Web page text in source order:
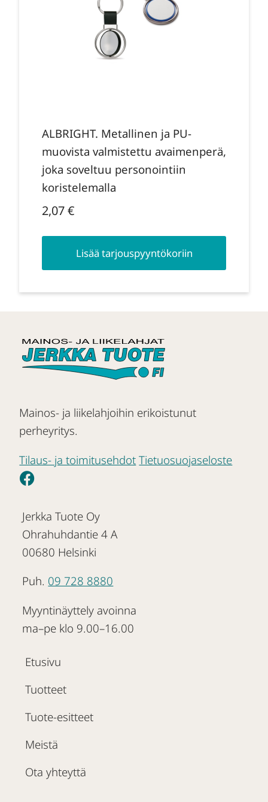
ALBRIGHT. Metallinen ja PU-
muovista valmistettu avaimenperä,
joka soveltuu personointiin
koristelemalla
2,07€
Lisää tarjouspyyntökoriin
Mainos- ja liikelahjoihin erikoistunut
perheyritys.
Tilaus- ja toimitusehdot Tietuosuojaseloste
Jerkka Tuote Oy
Ohrahuhdantie 4 A
00680 Helsinki
Puh. 09 728 8880
Myyntinäyttely avoinna
ma–pe klo 9.00–16.00
Etusivu
Tuotteet
Tuote-esitteet
Meistä
Ota yhteyttä